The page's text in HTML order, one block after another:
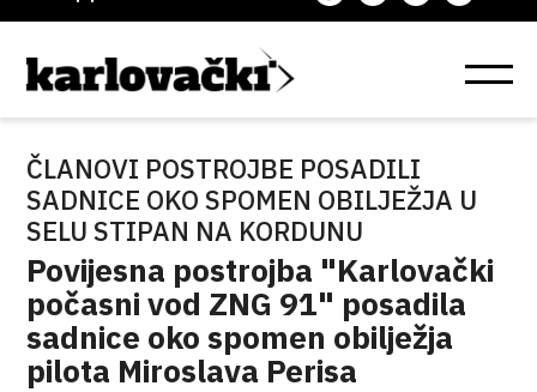
ČLANOVI POSTROJBE POSADILI
SADNICE OKO SPOMEN OBILJEŽJA U
SELU STIPAN NA KORDUNU
Povijesna postrojba "Karlovački
počasni vod ZNG 91" posadila
sadnice oko spomen obilježja
pilota Miroslava Perisa